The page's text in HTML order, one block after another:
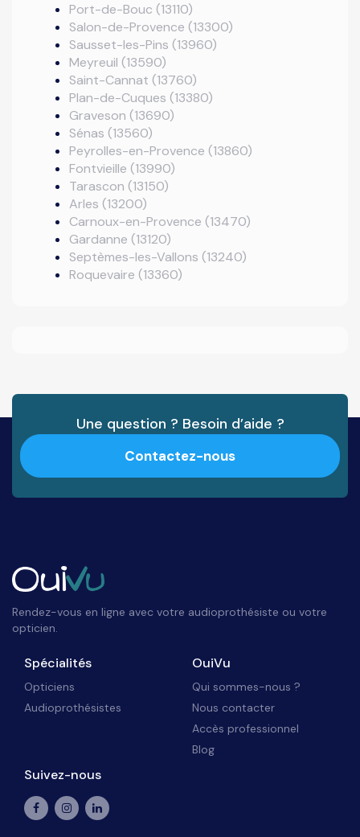
Port-de-Bouc (13110)
Salon-de-Provence (13300)
Sausset-les-Pins (13960)
Meyreuil (13590)
Saint-Cannat (13760)
Plan-de-Cuques (13380)
Graveson (13690)
Sénas (13560)
Peyrolles-en-Provence (13860)
Fontvieille (13990)
Tarascon (13150)
Arles (13200)
Carnoux-en-Provence (13470)
Gardanne (13120)
Septèmes-les-Vallons (13240)
Roquevaire (13360)
Une question ? Besoin d’aide ?
Contactez-nous
Rendez-vous en ligne avec votre audioprothésiste ou votre
opticien.
Spécialités
Opticiens
Audioprothésistes
OuiVu
Qui sommes-nous ?
Nous contacter
Accès professionnel
Blog
Suivez-nous